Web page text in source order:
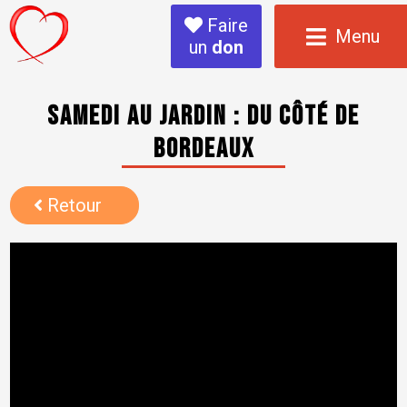
Faire
un don Menu
Samedi au jardin : du côté de
Bordeaux
Retour